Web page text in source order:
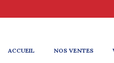
ACCUEIL NOS VENTES